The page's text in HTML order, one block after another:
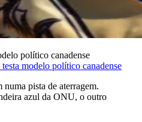
político canadense
modelo político canadense